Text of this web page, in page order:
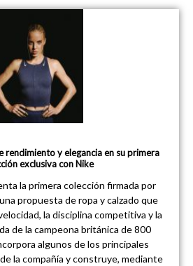
rendimiento y elegancia en su primera
exclusiva con Nike
la primera colección firmada por
propuesta de ropa y calzado que
la disciplina competitiva y la
de la campeona británica de 800
algunos de los principales
la compañía y construye, mediante